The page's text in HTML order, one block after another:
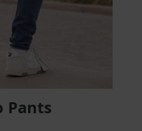
Pants